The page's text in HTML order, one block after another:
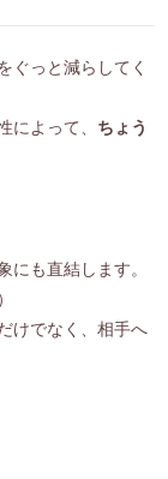
ぐっと減らしてく
よって、 ちょう
も直結します。
けでなく、相手へ